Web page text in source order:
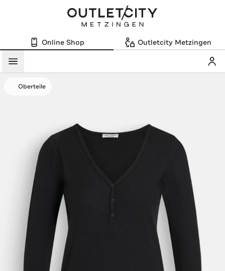
Online Shop Outletcity Metzingen
Menü
Oberteile